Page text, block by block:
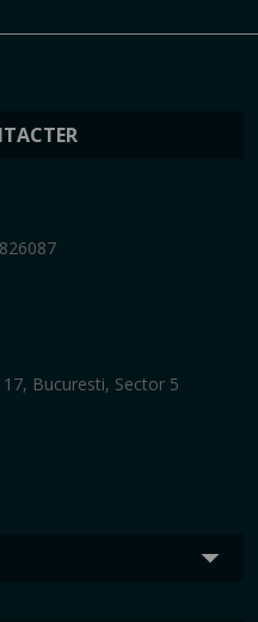
Bucuresti, Sector 5